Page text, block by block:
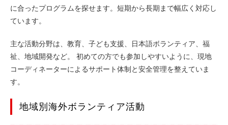
日本語教育
アジア
語学研修とボラ
に合ったプログラムを探せます。短期から長期まで幅広く対応し
ています。
主な活動分野は、教育、子ども支援、日本語ボランティア、福
祉、地域開発など。 初めての方でも参加しやすいように、現地
コーディネーターによるサポート体制と安全管理を整えていま
す。
地域別海外ボランティア活動